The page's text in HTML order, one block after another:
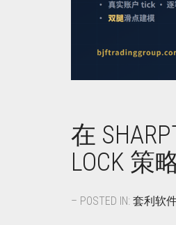
在
LOCK 策
– POSTED IN: 套利软